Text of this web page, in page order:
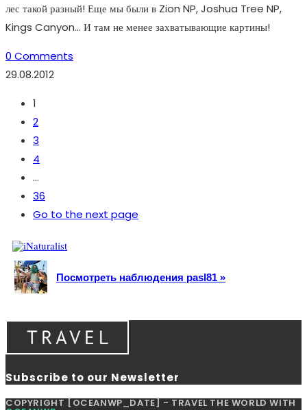
лес такой разный! Еще мы были в Zion NP, Joshua Tree NP,
Kings Canyon... И там не менее захватывающие картины!
0 Comments
29.08.2012
1
2
3
4
…
36
Go to the next page
Посмотреть наблюдения pasl81 »
Subscribe to our Newsletter
COPYRIGHT [OCEANWP_DATE] - TRAVEL THE WORLD WITH